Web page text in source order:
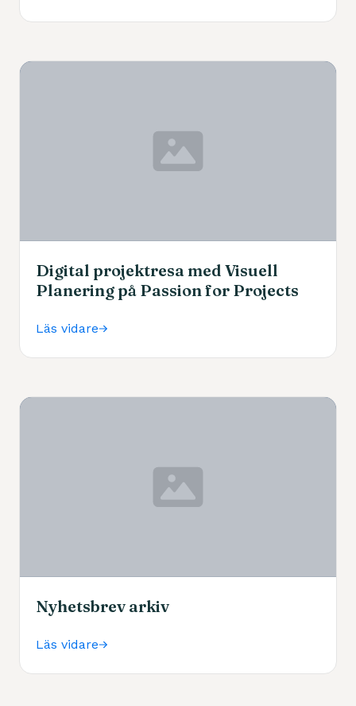
Digital projektresa med Visuell
Planering på Passion for Projects
Läs vidare
Nyhetsbrev arkiv
Läs vidare